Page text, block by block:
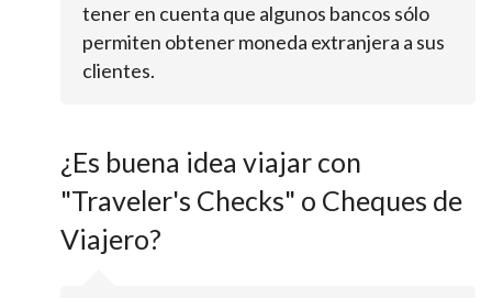
tener en cuenta que algunos bancos sólo
permiten obtener moneda extranjera a sus
clientes.
¿Es buena idea viajar con
"Traveler's Checks" o Cheques de
Viajero?